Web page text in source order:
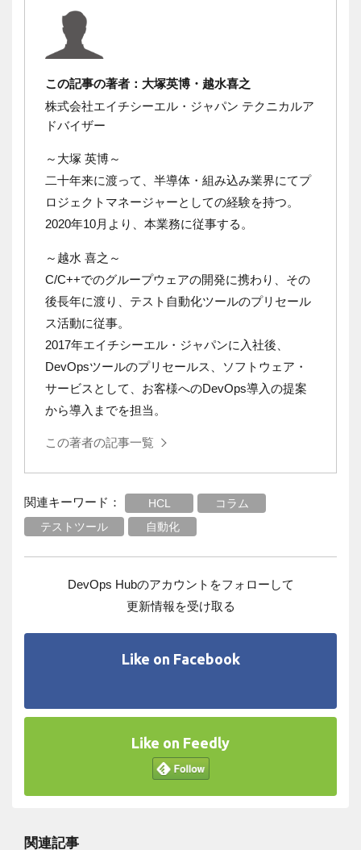
この記事の著者：大塚英博・越水喜之
株式会社エイチシーエル・ジャパン テクニカルア
ドバイザー
～大塚 英博～
二十年来に渡って、半導体・組み込み業界にてプ
ロジェクトマネージャーとしての経験を持つ。
2020年10月より、本業務に従事する。
～越水 喜之～
C/C++でのグループウェアの開発に携わり、その
後長年に渡り、テスト自動化ツールのプリセール
ス活動に従事。
2017年エイチシーエル・ジャパンに入社後、
DevOpsツールのプリセールス、ソフトウェア・
サービスとして、お客様へのDevOps導入の提案
から導入までを担当。
この著者の記事一覧
関連キーワード： HCL
コラム
テストツール
自動化
DevOps Hubのアカウントをフォローして
更新情報を受け取る
Like on Facebook
Like on Feedly
関連記事